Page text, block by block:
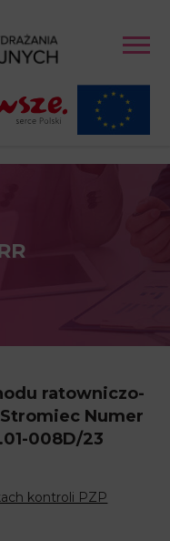
ratowniczo-
Numer
008D/23
kontroli PZP